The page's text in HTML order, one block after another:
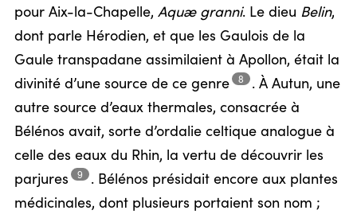
pour Aix-la-Chapelle, Aquæ granni. Le dieu Belin,
dont parle Hérodien, et que les Gaulois de la
Gaule transpadane assimilaient à Apollon, était la
divinité d’une source de ce genre 8 .À Autun, une
autre source d’eaux thermales, consacrée à
Bélénos avait, sorte d’ordalie celtique analogue à
celle des eaux du Rhin, la vertu de découvrir les
parjures
9 .Bélénos présidait encore aux plantes
médicinales, dont plusieurs portaient son nom ;